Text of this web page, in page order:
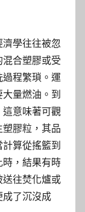
學往往被忽
合塑膠或受
過程繁瑣。運
量燃油。到
這意味著可觀
膠粒，其品
算從搖籃到
時，結果有時
送往焚化爐或
成了沉沒成